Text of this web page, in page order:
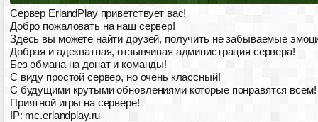
Сервер ErlandPlay приветствует вас!
Добро пожаловать на наш сервер!
Здесь вы можете найти друзей, получить не забываемые
Добрая и адекватная, отзывчивая администрация сервера!
Без обмана на донат и команды!
С виду простой сервер, но очень классный!
С будущими крутыми обновлениями которые понравятся всем!
Приятной игры на сервере!
IP: mc.erlandplay.ru